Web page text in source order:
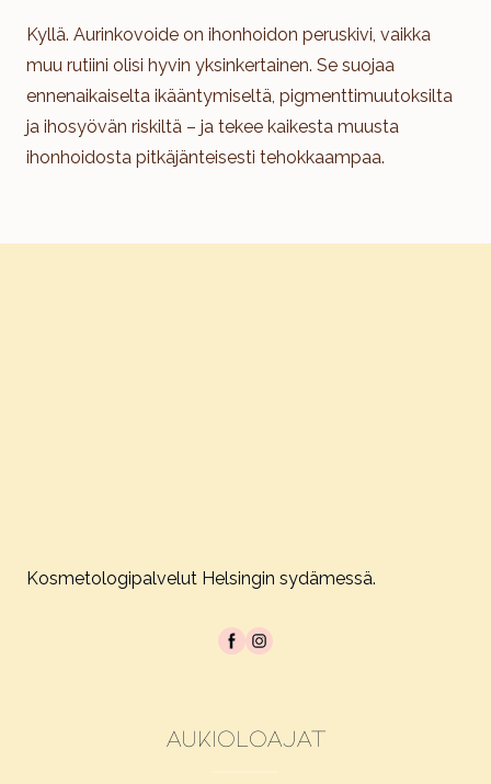
Kyllä. Aurinkovoide on ihonhoidon peruskivi, vaikka
muu rutiini olisi hyvin yksinkertainen. Se suojaa
ennenaikaiselta ikääntymiseltä, pigmenttimuutoksilta
ja ihosyövän riskiltä – ja tekee kaikesta muusta
ihonhoidosta pitkäjänteisesti tehokkaampaa.​​​​​​​​​​​​​​​​
Kosmetologipalvelut Helsingin sydämessä.
Aukioloajat